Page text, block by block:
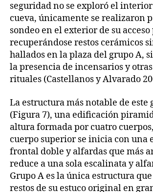
seguridad no se exploró el interior
cueva, únicamente se realizaron
sondeo en el exterior de su
recuperándose restos cerámicos
hallados en la plaza del grupo A,
la presencia de incensarios y
rituales (Castellanos y Alvarado
La estructura más notable de este
(Figura 7), una edificación
altura formada por cuatro
cuerpo superior se inicia con una
frontal doble y alfardas que más
reduce a una sola escalinata y
Grupo A es la única estructura
restos de su estuco original en